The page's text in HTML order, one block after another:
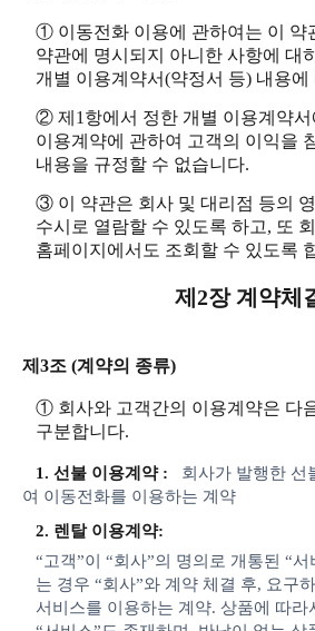
① 이동전화 이용에 관하여는 이 약
약관에 명시되지 아니한 사항에 대
개별 이용계약서(약정서 등) 내용에
② 제1항에서 정한 개별 이용계약서
이용계약에 관하여 고객의 이익을
내용을 규정할 수 없습니다.
③ 이 약관은 회사 및 대리점 등의
수시로 열람할 수 있도록 하고, 또
홈페이지에서도 조회할 수 있도록
제2장 계약체
제3조 (계약의 종류)
① 회사와 고객간의 이용계약은 다
구분합니다.
1. 선불 이용계약 :
회사가 발행한 선
여 이동전화를 이용하는 계약
2. 렌탈 이용계약:
“고객”이 “회사”의 명의로 개통된 “
는 경우 “회사”와 계약 체결 후, 요구
서비스를 이용하는 계약. 상품에 따라